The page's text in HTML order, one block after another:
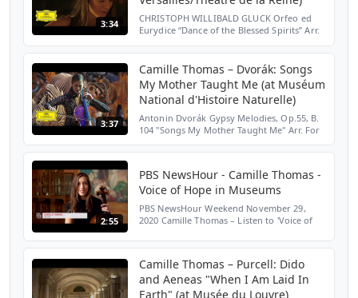
3:34
CHRISTOPH WILLIBALD GLUCK Orfeo ed
Eurydice “Dance of the Blessed Spirits” Arr.
Philharmonic Mathieu Herzo...
3:37
Camille Thomas – Dvorák: Songs
My Mother Taught Me (at Muséum
National d'Histoire Naturelle)
Antonin Dvorák Gypsy Melodies, Op.55, B.
104 "Songs My Mother Taught Me" Arr. For
2:55
PBS NewsHour - Camille Thomas -
Voice of Hope in Museums
PBS NewsHour Weekend November 29,
2020 Camille Thomas – Listen to 'Voice of
Camille Thomas – Purcell: Dido
and Aeneas "When I Am Laid In
Earth" (at Musée du Louvre)